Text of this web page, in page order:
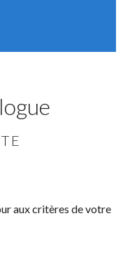
aux critères de votre